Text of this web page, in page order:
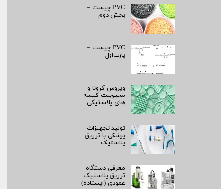
PVC چیست –
بخش دوم
PVC چیست –
پارت‌اول
ویروس کرونا و
محبوبیت کیسه­
های پلاستیکی
تولید تجهیزات
پزشکی با تزریق
پلاستیک
معرفی دستگاه
تزریق پلاستیک
عمودی (ایستاده)